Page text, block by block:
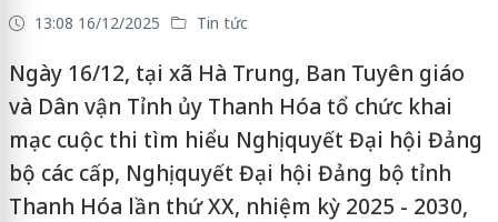
13:08 16/12/2025 Tin tức
Ngày 16/12, tại xã Hà Trung, Ban Tuyên giáo
và Dân vận Tỉnh ủy Thanh Hóa tổ chức khai
mạc cuộc thi tìm hiểu Nghị quyết Đại hội Đảng
bộ các cấp, Nghị quyết Đại hội Đảng bộ tỉnh
Thanh Hóa lần thứ XX, nhiệm kỳ 2025 - 2030,